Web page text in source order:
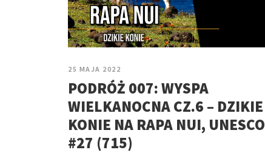
25 MAJA 2022
PODRÓŻ 007: WYSPA
WIELKANOCNA CZ.6 – DZIKIE
KONIE NA RAPA NUI, UNESCO
#27 (715)